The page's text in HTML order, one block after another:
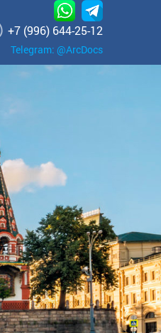
+7 (996) 644-25-12
Telegram: @ArcDocs